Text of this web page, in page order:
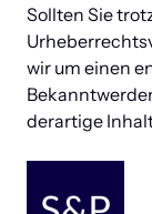
Sollten Sie
wir um einen
derartige